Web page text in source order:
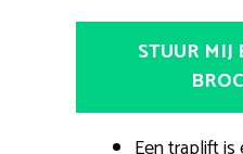
STUUR MIJ